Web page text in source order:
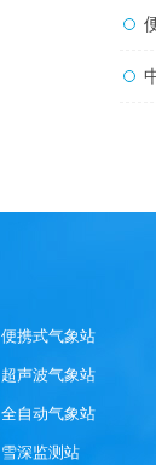
便携式气象站
超声波气象站
全自动气象站
雪深监测站